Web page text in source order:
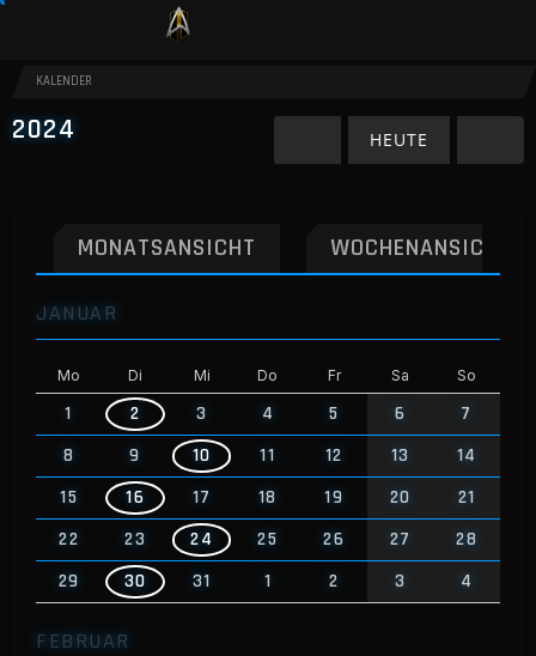
KALENDER
2024 HEUTE
MONATSANSICHT WOCHENANSICHT
JANUAR
Mo Di Mi Do Fr Sa So
1 2 3 4 5 6
7
8
9 10 11 12 13
14
15
16 17 18 19 20
21
22
23 24 25 26 27
28
29
30 31 1 2 3 4
FEBRUAR